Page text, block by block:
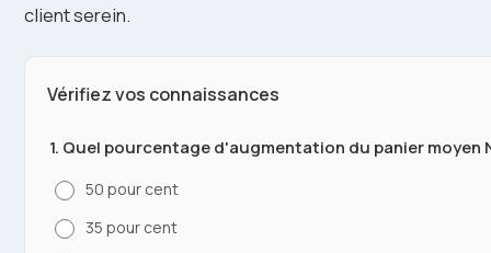
client serein.
Vérifiez vos connaissances
1. Quel pourcentage d'augmentation du panier
50 pour cent
35 pour cent